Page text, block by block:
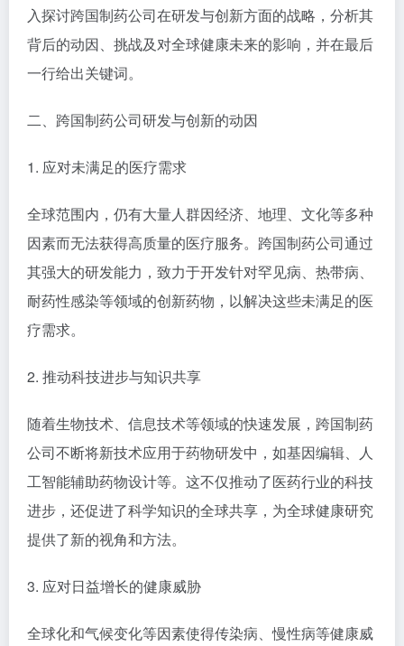
入探讨跨国制药公司在研发与创新方面的战略，分析其
背后的动因、挑战及对全球健康未来的影响，并在最后
一行给出关键词。
二、跨国制药公司研发与创新的动因
1. 应对未满足的医疗需求
全球范围内，仍有大量人群因经济、地理、文化等多种
因素而无法获得高质量的医疗服务。跨国制药公司通过
其强大的研发能力，致力于开发针对罕见病、热带病、
耐药性感染等领域的创新药物，以解决这些未满足的医
疗需求。
2. 推动科技进步与知识共享
随着生物技术、信息技术等领域的快速发展，跨国制药
公司不断将新技术应用于药物研发中，如基因编辑、人
工智能辅助药物设计等。这不仅推动了医药行业的科技
进步，还促进了科学知识的全球共享，为全球健康研究
提供了新的视角和方法。
3. 应对日益增长的健康威胁
全球化和气候变化等因素使得传染病、慢性病等健康威